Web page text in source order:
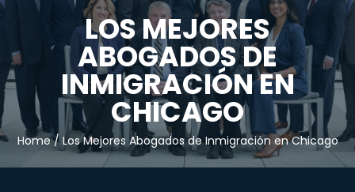
LOS MEJORES
ABOGADOS DE
INMIGRACIÓN EN
CHICAGO
Home/ Los Mejores Abogados de Inmigración en Chicago